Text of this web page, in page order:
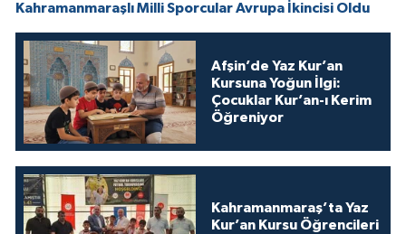
Kahramanmaraşlı Milli Sporcular Avrupa İkincisi Oldu
Afşin’de Yaz Kur’an
Kursuna Yoğun İlgi:
Çocuklar Kur’an-ı Kerim
Öğreniyor
Kahramanmaraş’ta Yaz
Kur’an Kursu Öğrencileri